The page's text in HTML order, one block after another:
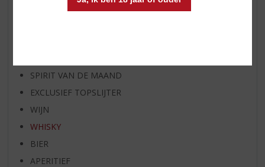
WIJN VAN DE MAAND
SPIRIT VAN DE MAAND
EXCLUSIEF TOPSLIJTER
WIJN
WHISKY
BIER
APERITIEF